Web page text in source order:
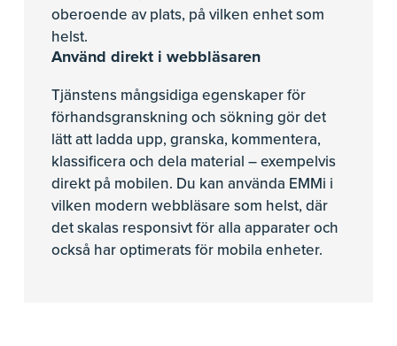
oberoende av plats, på vilken enhet som
helst.
Använd direkt i webbläsaren
Tjänstens mångsidiga egenskaper för
förhandsgranskning och sökning gör det
lätt att ladda upp, granska, kommentera,
klassificera och dela material – exempelvis
direkt på mobilen. Du kan använda EMMi i
vilken modern webbläsare som helst, där
det skalas responsivt för alla apparater och
också har optimerats för mobila enheter.